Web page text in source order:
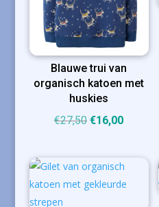
Blauwe trui van
organisch katoen met
huskies
€27,50 Oorspronkelijke
€27,50.
€16,00Huidige
€16,00.